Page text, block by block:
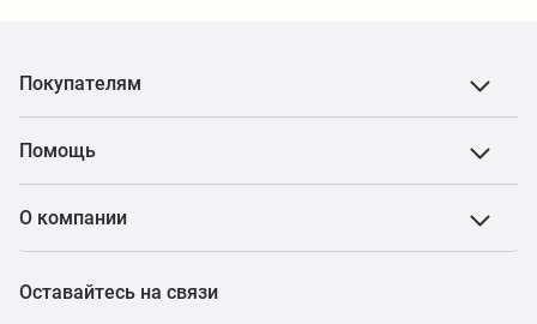
Покупателям
Помощь
О компании
Оставайтесь на связи